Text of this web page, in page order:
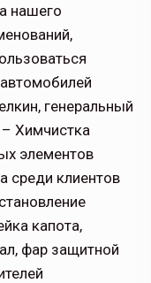
нашего
генеральный
Химчистка
элементов
среди клиентов
капота,
фар защитной